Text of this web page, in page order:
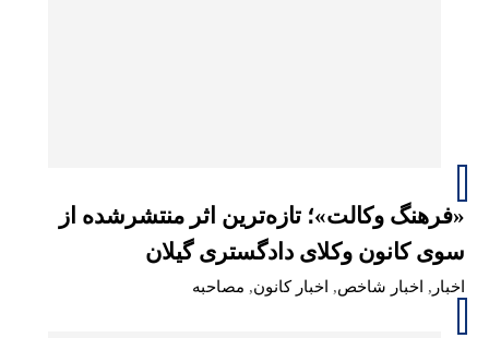
«فرهنگ وکالت»؛ تازه‌ترین اثر منتشرشده از
سوی کانون وکلای دادگستری گیلان
اخبار , اخبار شاخص, اخبار کانون, مصاحبه